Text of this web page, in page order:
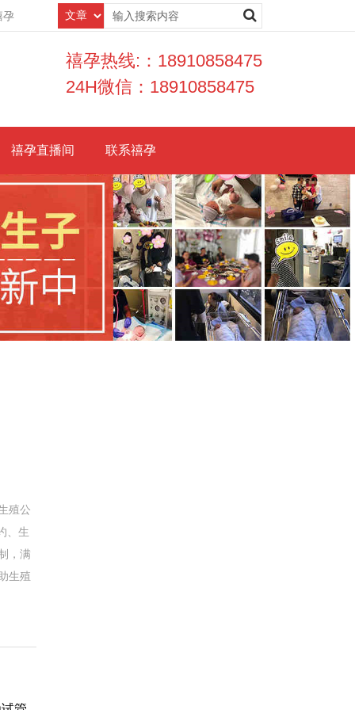
孕
禧孕热线:：18910858475
24H微信：18910858475
禧孕直播间 联系禧孕
殖公
、生
，满
生殖